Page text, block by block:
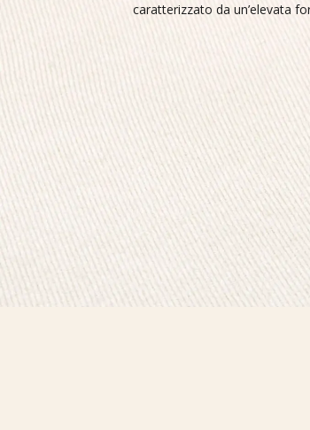
caratterizzato da un’elevata